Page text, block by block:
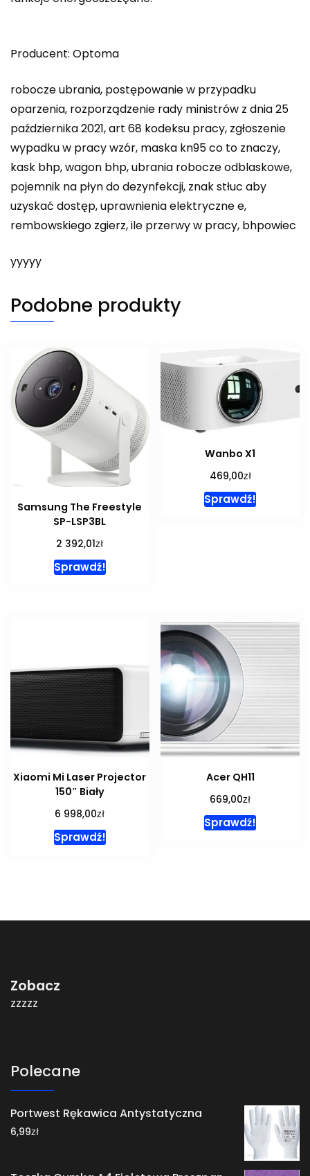
Producent: Optoma
robocze ubrania, postępowanie w przypadku
oparzenia, rozporządzenie rady ministrów z dnia 25
października 2021, art 68 kodeksu pracy, zgłoszenie
wypadku w pracy wzór, maska kn95 co to znaczy,
kask bhp, wagon bhp, ubrania robocze odblaskowe,
pojemnik na płyn do dezynfekcji, znak stłuc aby
uzyskać dostęp, uprawnienia elektryczne e,
rembowskiego zgierz, ile przerwy w pracy, bhpowiec
yyyyy
Podobne produkty
Samsung The Freestyle
SP-LSP3BL
2 392,01zł
Sprawdź!
Wanbo X1
469,00zł
Sprawdź!
Xiaomi Mi Laser Projector
150″ Biały
6 998,00zł
Sprawdź!
Acer QH11
669,00zł
Sprawdź!
Zobacz
zzzzz
Polecane
Portwest Rękawica Antystatyczna
6,99zł